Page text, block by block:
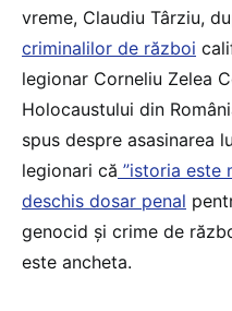
vreme, Claudiu Târziu,
criminalilor de război
legionar Corneliu Zelea
Holocaustului din
spus despre asasinarea
legionari că ”istoria este
deschis dosar penal
genocid și crime de
este ancheta.